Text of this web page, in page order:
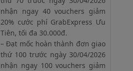
nhận ngay 40 vouchers giảm
20% cước phí GrabExpress Ưu
Tiên, tối đa 30.000đ.
– Đạt mốc hoàn thành đơn giao
thứ 100 trước ngày 30/04/2026
nhận ngay 100 vouchers giảm